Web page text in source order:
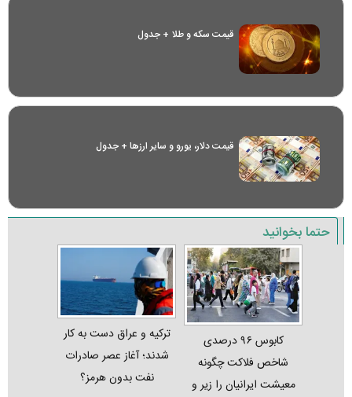
قیمت سکه و طلا + جدول
قیمت دلار، یورو و سایر ارز‌ها + جدول
حتما بخوانید
کابوس ۹۶ درصدی
شاخص فلاکت چگونه
معیشت ایرانیان را زیر و
ترکیه و عراق دست به کار
شدند؛ آغاز عصر صادرات
نفت بدون هرمز؟